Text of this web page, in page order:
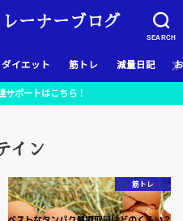
SEARCH
ーナーブログ
ダイエット 筋トレ 減量日記
サポートはこちら！
イン
筋トレ